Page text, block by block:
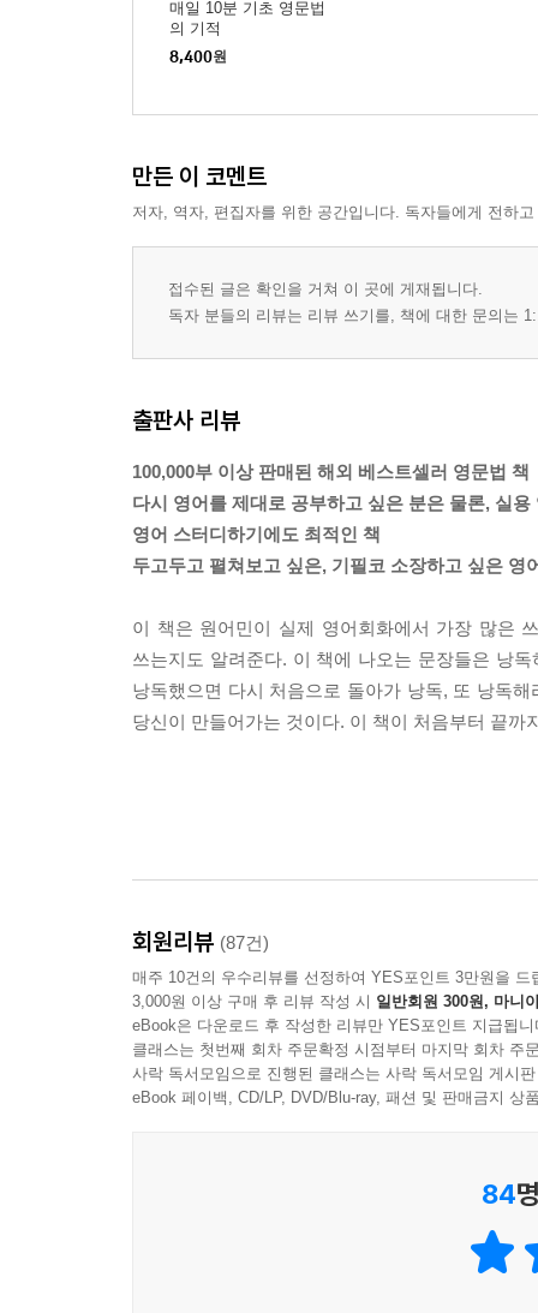
매일 10분 기초 영문법
의 기적
8,400원
만든 이 코멘트
저자, 역자, 편집자를 위한 공간입니다. 독자들에게 전하
접수된 글은 확인을 거쳐 이 곳에 게재됩니다.
독자 분들의 리뷰는 리뷰 쓰기를, 책에 대한 문의는
출판사 리뷰
100,000부 이상 판매된 해외 베스트셀러 영문법 책
다시 영어를 제대로 공부하고 싶은 분은 물론, 실
영어 스터디하기에도 최적인 책
두고두고 펼쳐보고 싶은, 기필코 소장하고 싶은 영
이 책은 원어민이 실제 영어회화에서 가장 많은
쓰는지도 알려준다. 이 책에 나오는 문장들은 낭
낭독했으면 다시 처음으로 돌아가 낭독, 또 낭독
당신이 만들어가는 것이다. 이 책이 처음부터 끝까
회원리뷰 (87건)
매주 10건의 우수리뷰를 선정하여 YES포인트 3만원을 드
3,000원 이상 구매 후 리뷰 작성 시 일반회원 300원, 마니
eBook은 다운로드 후 작성한 리뷰만 YES포인트 지급됩니
클래스는 첫번째 회차 주문확정 시점부터 마지막 회차 주
사락 독서모임으로 진행된 클래스는 사락 독서모임 게시
eBook 페이백, CD/LP, DVD/Blu-ray, 패션 및 판매금지 상
84